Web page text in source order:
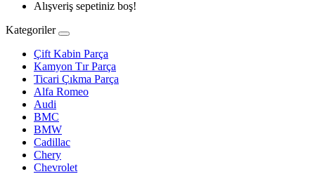
Alışveriş sepetiniz boş!
Kategoriler
Çift Kabin Parça
Kamyon Tır Parça
Ticari Çıkma Parça
Alfa Romeo
Audi
BMC
BMW
Cadillac
Chery
Chevrolet